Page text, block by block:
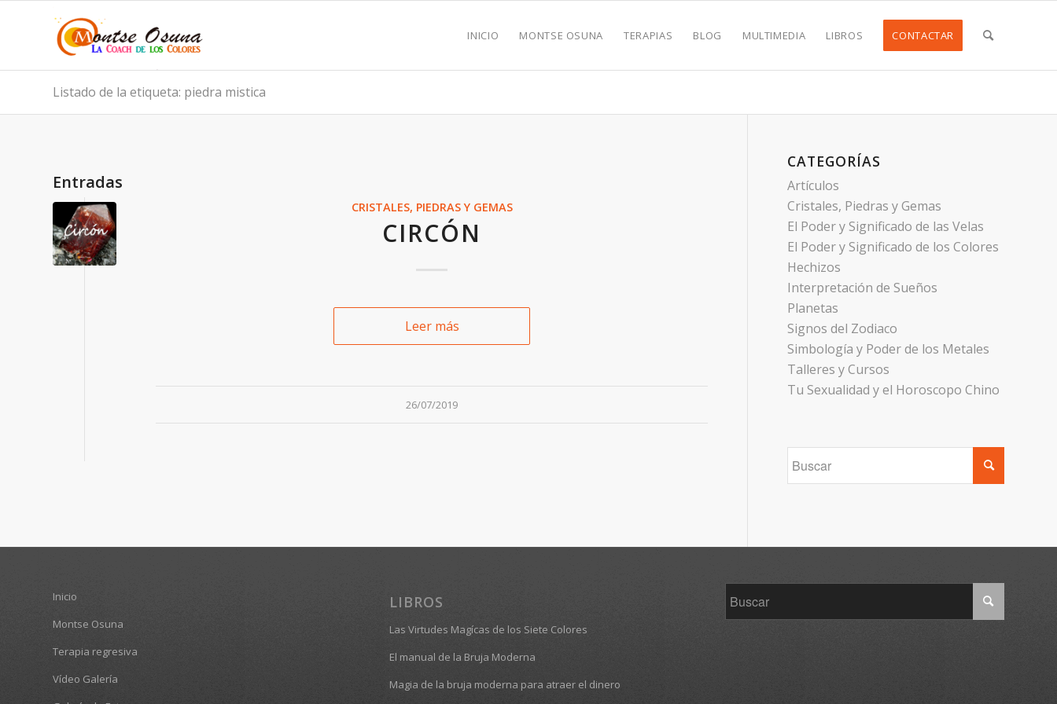
INICIO MONTSE OSUNA TERAPIAS BLOG MULTIMEDIA LIBROS CONTACTAR
Listado de la etiqueta: piedra mistica
Entradas
CRISTALES, PIEDRAS Y GEMAS
CIRCÓN
Leer más
26/07/2019
CATEGORÍAS
Artículos
Cristales, Piedras y Gemas
El Poder y Significado de las Velas
El Poder y Significado de los Colores
Hechizos
Interpretación de Sueños
Planetas
Signos del Zodiaco
Simbología y Poder de los Metales
Talleres y Cursos
Tu Sexualidad y el Horoscopo Chino
Inicio
Montse Osuna
Terapia regresiva
Vídeo Galería
LIBROS
Las Virtudes Magícas de los Siete Colores
El manual de la Bruja Moderna
Magia de la bruja moderna para atraer el dinero